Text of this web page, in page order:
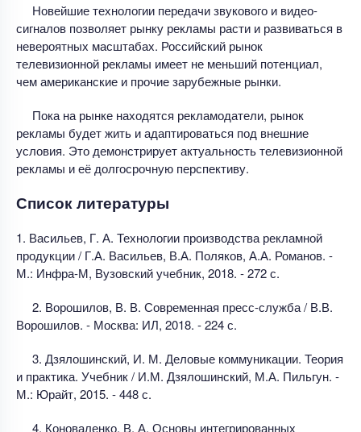
Новейшие технологии передачи звукового и видео-
сигналов позволяет рынку рекламы расти и развиваться в
невероятных масштабах. Российский рынок
телевизионной рекламы имеет не меньший потенциал,
чем американские и прочие зарубежные рынки.
Пока на рынке находятся рекламодатели, рынок
рекламы будет жить и адаптироваться под внешние
условия. Это демонстрирует актуальность телевизионной
рекламы и её долгосрочную перспективу.
Список литературы
1. Васильев, Г. А. Технологии производства рекламной
продукции / Г.А. Васильев, В.А. Поляков, А.А. Романов. -
М.: Инфра-М, Вузовский учебник, 2018. - 272 с.
2. Ворошилов, В. В. Современная пресс-служба / В.В.
Ворошилов. - Москва: ИЛ, 2018. - 224 с.
3. Дзялошинский, И. М. Деловые коммуникации. Теория
и практика. Учебник / И.М. Дзялошинский, М.А. Пильгун. -
М.: Юрайт, 2015. - 448 с.
4. Коноваленко, В. А. Основы интегрированных